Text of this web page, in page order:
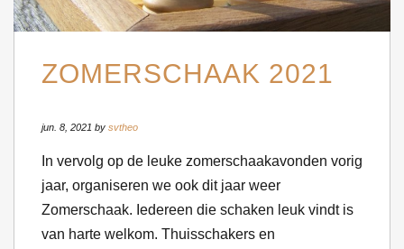
ZOMERSCHAAK 2021
jun. 8, 2021 by svtheo
In vervolg op de leuke zomerschaakavonden vorig
jaar, organiseren we ook dit jaar weer
Zomerschaak. Iedereen die schaken leuk vindt is
van harte welkom. Thuisschakers en